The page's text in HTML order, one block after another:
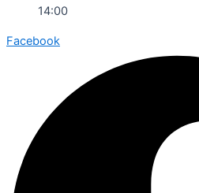
14:00
Facebook